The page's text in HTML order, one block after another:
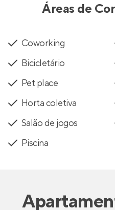
Áreas de
Coworking
Bicicletário
Pet place
Horta coletiva
Salão de jogos
Piscina